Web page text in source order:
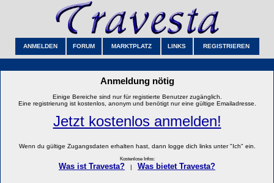
ANMELDEN FORUM MARKTPLATZ LINKS REGISTRIEREN
Anmeldung nötig
Einige Bereiche sind nur für registierte Benutzer zugänglich.
Eine registrierung ist kostenlos, anonym und benötigt nur eine gültige Emailadresse.
Jetzt kostenlos anmelden!
Wenn du gültige Zugangsdaten erhalten hast, dann logge dich links unter "Ich" ein.
Kostenlose Infos:
Was ist Travesta? Was bietet Travesta?